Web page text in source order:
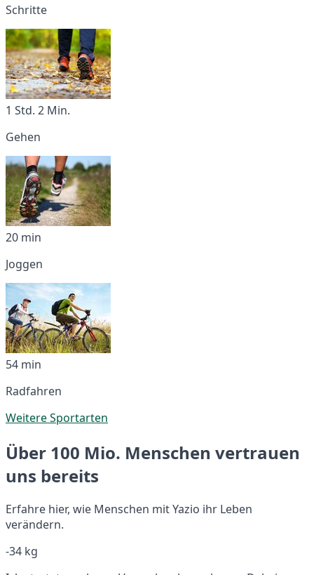
Schritte
1 Std. 2 Min.
Gehen
20 min
Joggen
54 min
Radfahren
Weitere Sportarten
Über 100 Mio. Menschen vertrauen
uns bereits
Erfahre hier, wie Menschen mit Yazio ihr Leben
verändern.
-34 kg